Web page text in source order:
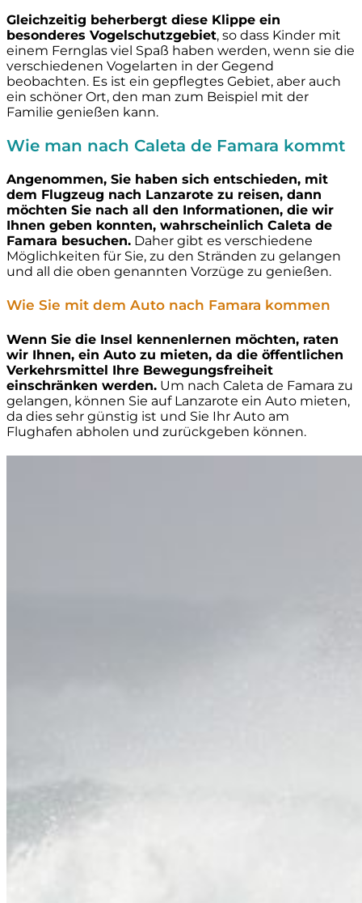
Gleichzeitig beherbergt diese Klippe ein
besonderes Vogelschutzgebiet, so dass Kinder mit
einem Fernglas viel Spaß haben werden, wenn sie die
verschiedenen Vogelarten in der Gegend
beobachten. Es ist ein gepflegtes Gebiet, aber auch
ein schöner Ort, den man zum Beispiel mit der
Familie genießen kann.
Wie man nach Caleta de Famara kommt
Angenommen, Sie haben sich entschieden, mit
dem Flugzeug nach Lanzarote zu reisen, dann
möchten Sie nach all den Informationen, die wir
Ihnen geben konnten, wahrscheinlich Caleta de
Famara besuchen. Daher gibt es verschiedene
Möglichkeiten für Sie, zu den Stränden zu gelangen
und all die oben genannten Vorzüge zu genießen.
Wie Sie mit dem Auto nach Famara kommen
Wenn Sie die Insel kennenlernen möchten, raten
wir Ihnen, ein Auto zu mieten, da die öffentlichen
Verkehrsmittel Ihre Bewegungsfreiheit
einschränken werden. Um nach Caleta de Famara zu
gelangen, können Sie auf Lanzarote ein Auto mieten,
da dies sehr günstig ist und Sie Ihr Auto am
Flughafen abholen und zurückgeben können.